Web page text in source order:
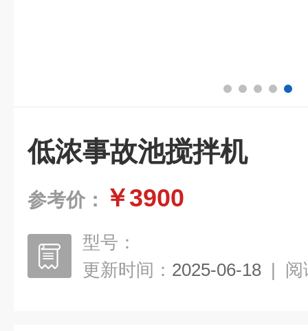
低浓事故池搅拌机
参考价： ￥3900
型号：
更新时间： 2025-06-18 | 阅